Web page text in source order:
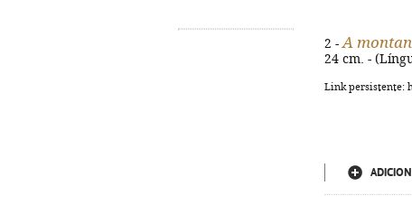
2 - A
24 cm. -
Link persistente: